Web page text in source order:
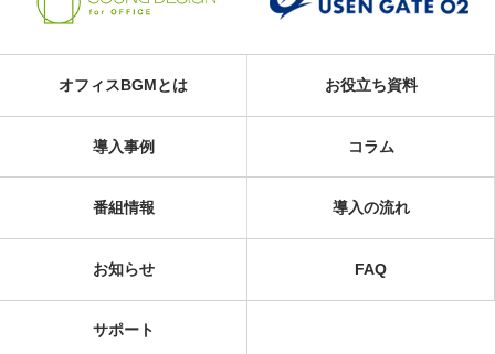
オフィスBGMとは お役立ち資料
導入事例 コラム
番組情報 導入の流れ
お知らせ FAQ
サポート